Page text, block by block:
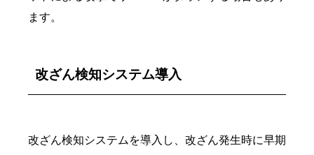
ます。
改ざん検知システム導入
改ざん検知システムを導入し、改ざん発生時に早期